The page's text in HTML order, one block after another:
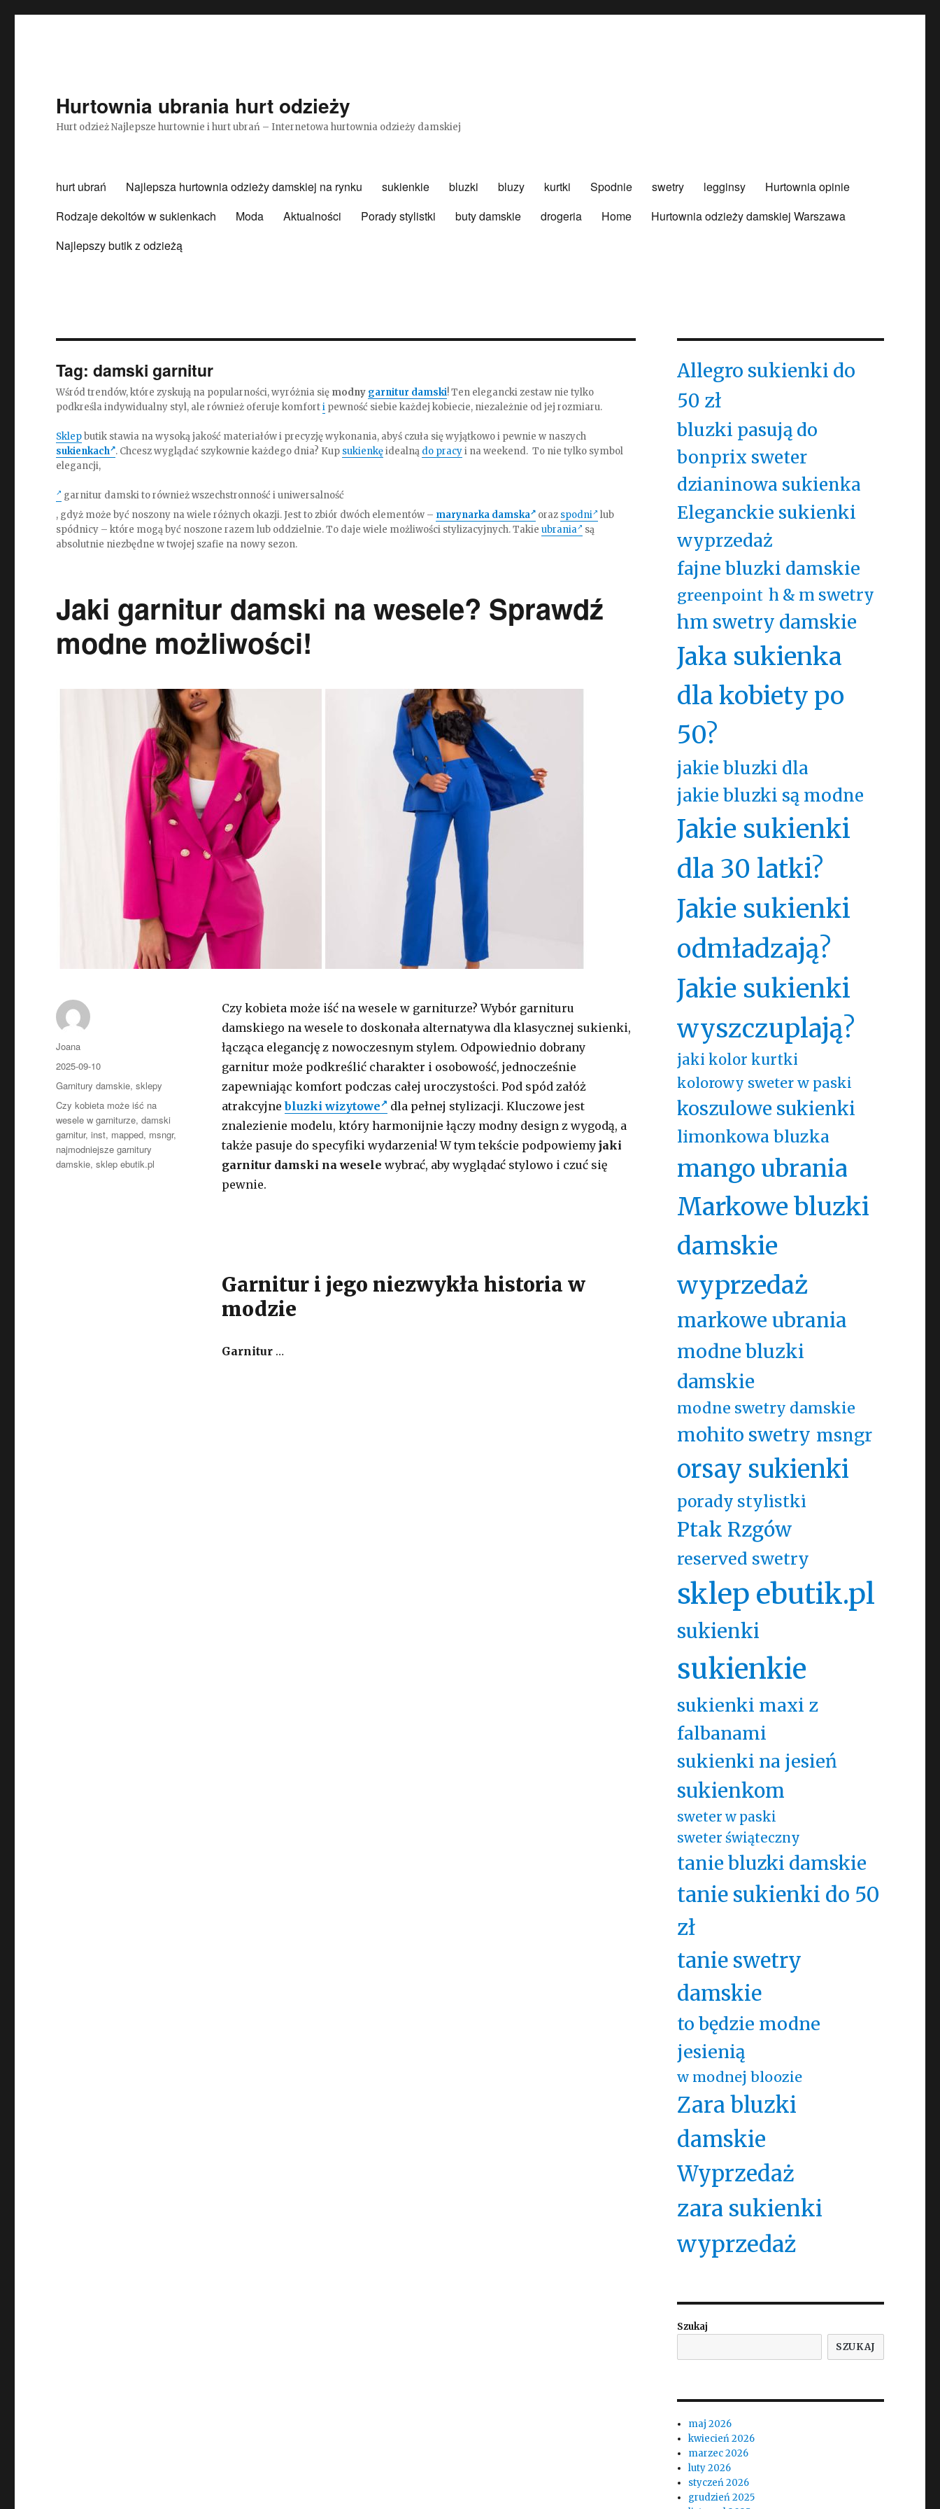
Hurtownia ubrania hurt odzieży
Hurt odzież Najlepsze hurtownie i hurt ubrań – Internetowa hurtownia odzieży damskiej
hurt ubrań Najlepsza hurtownia odzieży damskiej na rynku sukienkie bluzki bluzy kurtki Spodnie swetry legginsy
Hurtownia opinie
Rodzaje dekoltów w sukienkach
Moda Aktualności Porady stylistki buty damskie drogeria Home
Hurtownia odzieży damskiej Warszawa
Najlepszy butik z odzieżą
Tag:damski garnitur
Wśród trendów, które zyskują na popularności, wyróżnia się modny garnitur damski! Ten elegancki zestaw nie tylko
podkreśla indywidualny styl, ale również oferuje komforti pewność siebie każdej kobiecie, niezależnie od jej rozmiaru.
Sklepbutik stawia na wysoką jakość materiałów i precyzję wykonania, abyś czuła się wyjątkowo i pewnie w naszych
sukienkach . Chcesz wyglądać szykownie każdego dnia? Kup sukienkęidealną do pracyi na weekend. To nie tylko symbol
elegancji,
garnitur damski to również wszechstronność i uniwersalność
, gdyż może być noszony na wiele różnych okazji. Jest to zbiór dwóch elementów – marynarka damska oraz spodni
lub
spódnicy – które mogą być noszone razem lub oddzielnie. To daje wiele możliwości stylizacyjnych. Takieubrania
są
absolutnie niezbędne w twojej szafie na nowy sezon.
Jaki garnitur damski na wesele? Sprawdź
modne możliwości!
Czy kobieta może iść na wesele w garniturze? Wybór garnituru
damskiego na wesele to doskonała alternatywa dla klasycznej sukienki,
łącząca elegancję z nowoczesnym stylem. Odpowiednio dobrany
garnitur może podkreślić charakter i osobowość, jednocześnie
zapewniając komfort podczas całej uroczystości. Pod spód załóż
atrakcyjnebluzki wizytowe
dla pełnej stylizacji. Kluczowe jest
znalezienie modelu, który harmonijnie łączy modny design z wygodą, a
także pasuje do specyfiki wydarzenia! W tym tekście podpowiemy jaki
garnitur damski na wesele wybrać, aby wyglądać stylowo i czuć się
pewnie.
Garnitur i jego niezwykła historia w
modzie
Garnitur …
Autor
Joana
Opublikowano
2025-09-10
Kategorie
Garnitury damskie,sklepy
Tagi
Czy kobieta może iść na
wesele w garniturze,damski
garnitur,inst, mapped, msngr,
najmodniejsze garnitury
damskie,sklep ebutik.pl
Allegro sukienki do
50 zł
bluzki pasują do
bonprix sweter
dzianinowa sukienka
Eleganckie sukienki
wyprzedaż
fajne bluzki damskie
greenpoint h & m swetry
hm swetry damskie
Jaka sukienka
dla kobiety po
50?
jakie bluzki dla
jakie bluzki są modne
Jakie sukienki
dla 30 latki?
Jakie sukienki
odmładzają?
Jakie sukienki
wyszczuplają?
jaki kolor kurtki
kolorowy sweter w paski
koszulowe sukienki
limonkowa bluzka
mango ubrania
Markowe bluzki
damskie
wyprzedaż
markowe ubrania
modne bluzki
damskie
modne swetry damskie
mohito swetry msngr
orsay sukienki
porady stylistki
Ptak Rzgów
reserved swetry
sklep ebutik.pl
sukienki
sukienkie
sukienki maxi z
falbanami
sukienki na jesień
sukienkom
sweter w paski
sweter świąteczny
tanie bluzki damskie
tanie sukienki do 50
zł
tanie swetry
damskie
to będzie modne
jesienią
w modnej bloozie
Zara bluzki
damskie
Wyprzedaż
zara sukienki
wyprzedaż
Szukaj
SZUKAJ
maj 2026
kwiecień 2026
marzec 2026
luty 2026
styczeń 2026
grudzień 2025